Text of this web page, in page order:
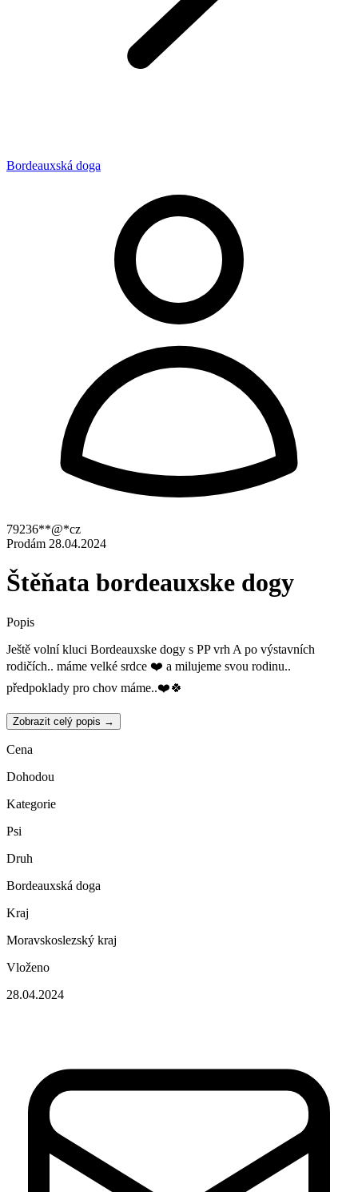
Bordeauxská doga
79236**@*cz
Prodám 28.04.2024
Štěňata bordeauxske dogy
Popis
Ještě volní kluci Bordeauxske dogy s PP vrh A po výstavních
rodičích.. máme velké srdce ❤️ a milujeme svou rodinu..
předpoklady pro chov máme..❤️🍀
Zobrazit celý popis →
Cena
Dohodou
Kategorie
Psi
Druh
Bordeauxská doga
Kraj
Moravskoslezský kraj
Vloženo
28.04.2024